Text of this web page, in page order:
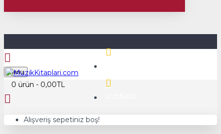
Menu
0 ürün - 0,00TL
Alışveriş sepetiniz boş!